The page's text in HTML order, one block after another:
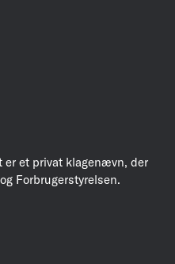
et privat klagenævn, der
Forbrugerstyrelsen.